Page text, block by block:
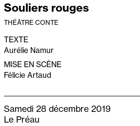
Souliers rouges
THÉÂTRE CONTE
TEXTE
Aurélie Namur
MISE EN SCÈNE
Félicie Artaud
Samedi 28 décembre 2019
Le Préau